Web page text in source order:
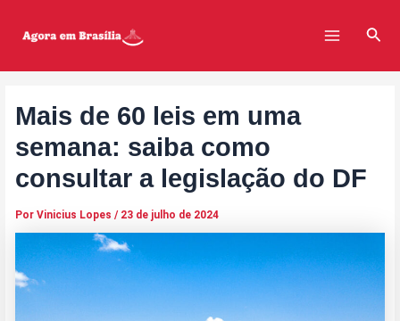
Menu
Mais de 60 leis em uma
semana: saiba como
consultar a legislação do DF
Por Vinicius Lopes / 23 de julho de 2024